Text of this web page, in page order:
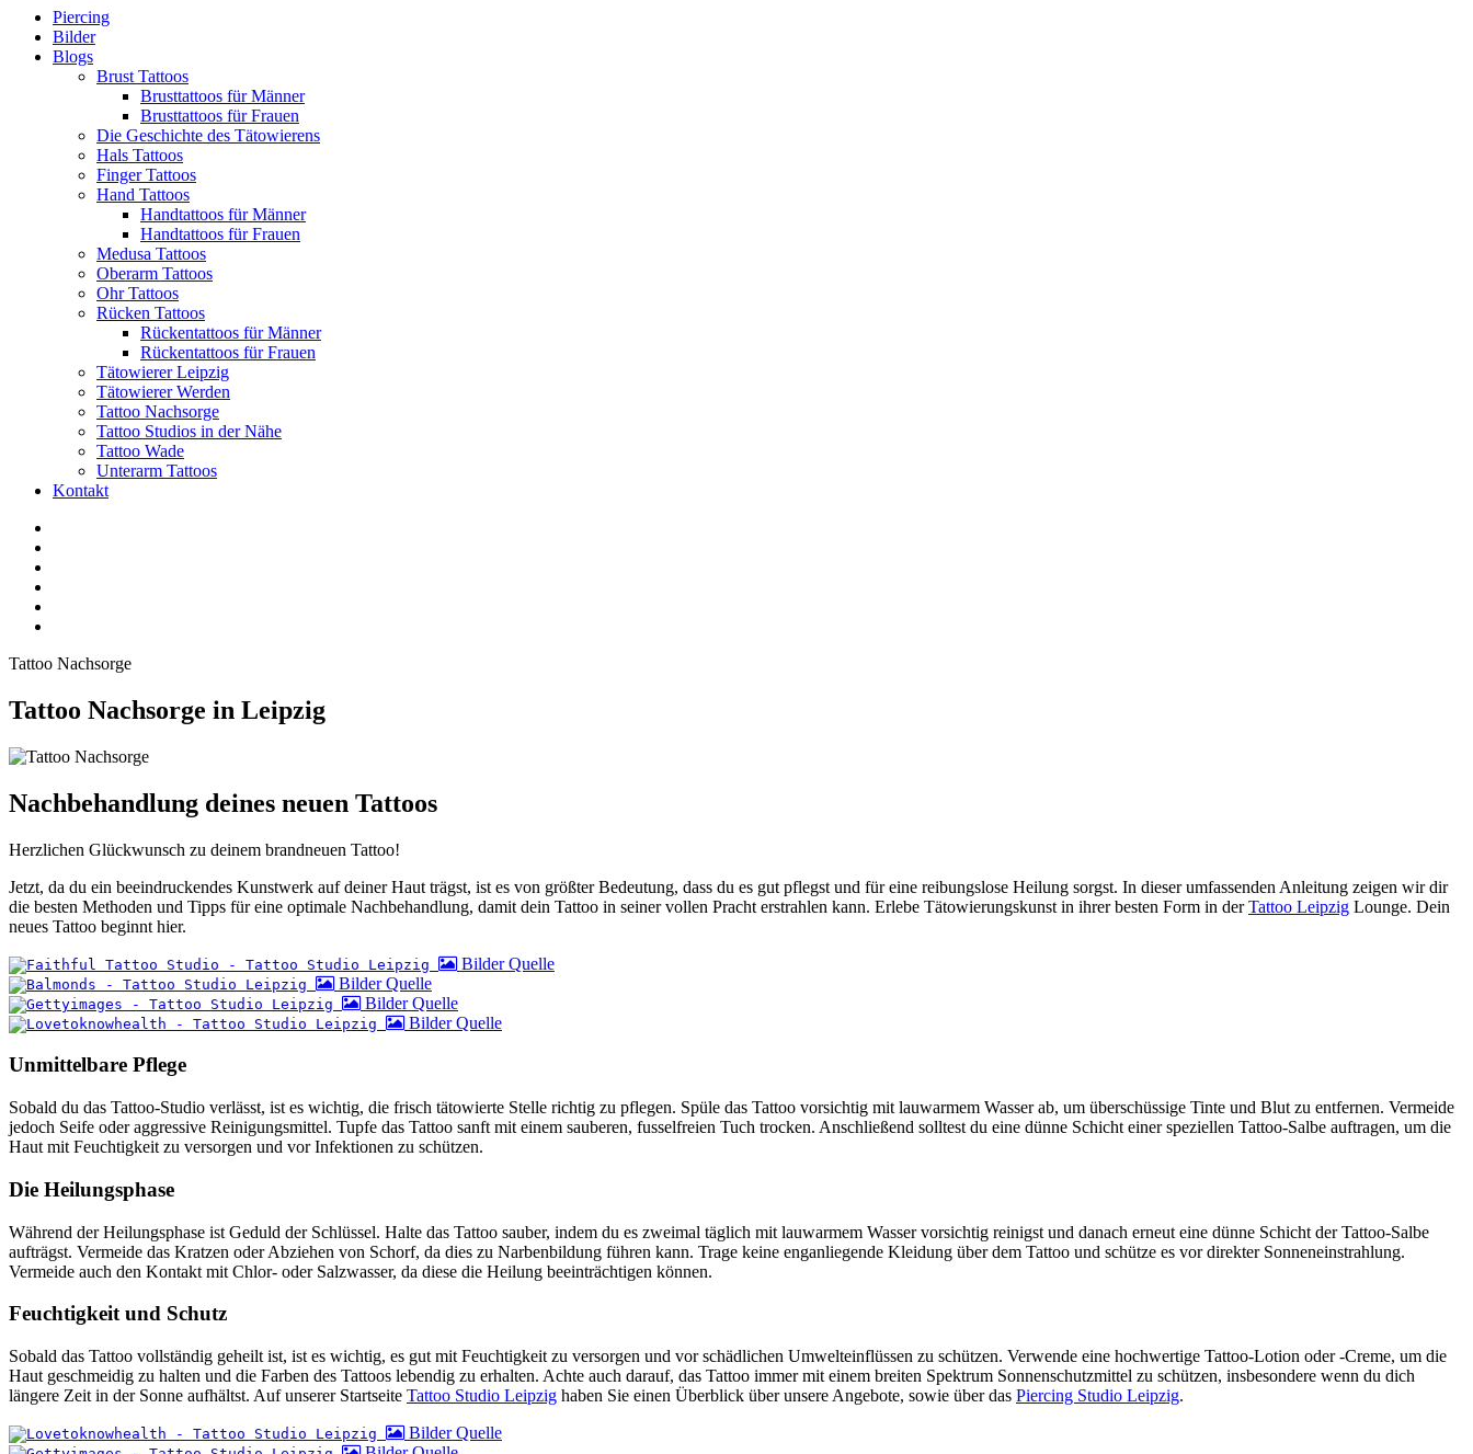
Piercing
Bilder
Blogs
Brust Tattoos
Brusttattoos für Männer
Brusttattoos für Frauen
Die Geschichte des Tätowierens
Hals Tattoos
Finger Tattoos
Hand Tattoos
Handtattoos für Männer
Handtattoos für Frauen
Medusa Tattoos
Oberarm Tattoos
Ohr Tattoos
Rücken Tattoos
Rückentattoos für Männer
Rückentattoos für Frauen
Tätowierer Leipzig
Tätowierer Werden
Tattoo Nachsorge
Tattoo Studios in der Nähe
Tattoo Wade
Unterarm Tattoos
Kontakt
Tattoo Nachsorge
Tattoo Nachsorge in Leipzig
Nachbehandlung deines neuen Tattoos
Herzlichen Glückwunsch zu deinem brandneuen Tattoo!
Jetzt, da du ein beeindruckendes Kunstwerk auf deiner Haut trägst, ist es von größter Bedeutung, dass du es gut pflegst und für eine reibungslose Heilung sorgst. In dieser umfassenden Anleitung zeigen wir dir
die besten Methoden und Tipps für eine optimale Nachbehandlung, damit dein Tattoo in seiner vollen Pracht erstrahlen kann. Erlebe Tätowierungskunst in ihrer besten Form in derTattoo Leipzig Lounge. Dein
neues Tattoo beginnt hier.
Bilder Quelle
Bilder Quelle
Bilder Quelle
Bilder Quelle
Unmittelbare Pflege
Sobald du das Tattoo-Studio verlässt, ist es wichtig, die frisch tätowierte Stelle richtig zu pflegen. Spüle das Tattoo vorsichtig mit lauwarmem Wasser ab, um überschüssige Tinte und Blut zu entfernen. Vermeide
jedoch Seife oder aggressive Reinigungsmittel. Tupfe das Tattoo sanft mit einem sauberen, fusselfreien Tuch trocken. Anschließend solltest du eine dünne Schicht einer speziellen Tattoo-Salbe auftragen, um die
Haut mit Feuchtigkeit zu versorgen und vor Infektionen zu schützen.
Die Heilungsphase
Während der Heilungsphase ist Geduld der Schlüssel. Halte das Tattoo sauber, indem du es zweimal täglich mit lauwarmem Wasser vorsichtig reinigst und danach erneut eine dünne Schicht der Tattoo-Salbe
aufträgst. Vermeide das Kratzen oder Abziehen von Schorf, da dies zu Narbenbildung führen kann. Trage keine enganliegende Kleidung über dem Tattoo und schütze es vor direkter Sonneneinstrahlung.
Vermeide auch den Kontakt mit Chlor- oder Salzwasser, da diese die Heilung beeinträchtigen können.
Feuchtigkeit und Schutz
Sobald das Tattoo vollständig geheilt ist, ist es wichtig, es gut mit Feuchtigkeit zu versorgen und vor schädlichen Umwelteinflüssen zu schützen. Verwende eine hochwertige Tattoo-Lotion oder -Creme, um die
Haut geschmeidig zu halten und die Farben des Tattoos lebendig zu erhalten. Achte auch darauf, das Tattoo immer mit einem breiten Spektrum Sonnenschutzmittel zu schützen, insbesondere wenn du dich
längere Zeit in der Sonne aufhältst. Auf unserer Startseite Tattoo Studio Leipzig haben Sie einen Überblick über unsere Angebote, sowie über das Piercing Studio Leipzig.
Bilder Quelle